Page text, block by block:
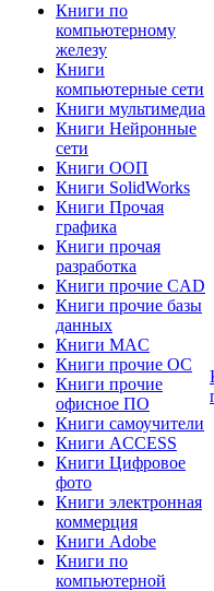
Книги по
компьютерному
железу
Книги
компьютерные сети
Книги мультимедиа
Книги Нейронные
сети
Книги ООП
Книги SolidWorks
Книги Прочая
графика
Книги прочая
разработка
Книги прочие CAD
Книги прочие базы
данных
Книги MAC
Книги прочие ОС
Книги прочие
офисное ПО
Книги самоучители
Книги ACCESS
Книги Цифровое
фото
Книги электронная
коммерция
Книги Adobe
Книги по
компьютерной